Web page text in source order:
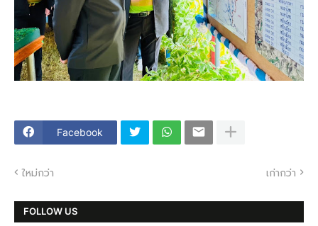
Facebook
ใหม่กว่า เก่ากว่า
FOLLOW US